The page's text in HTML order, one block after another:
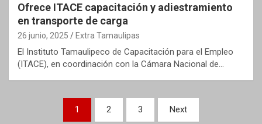
Ofrece ITACE capacitación y adiestramiento
en transporte de carga
26 junio, 2025 Extra Tamaulipas
El Instituto Tamaulipeco de Capacitación para el Empleo
(ITACE), en coordinación con la Cámara Nacional de…
Paginación
1 2 3 Next